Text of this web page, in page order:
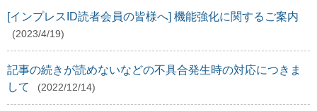
[インプレスID読者会員の皆様へ] 機能強化に関するご案内
(2023/4/19)
記事の続きが読めないなどの不具合発生時の対応につきま
して
(2022/12/14)